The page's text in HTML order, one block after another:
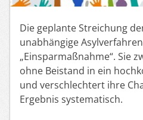
Die geplante Streichung
unabhängige
„Einsparmaßnahme“. Sie
ohne Beistand in ein
und verschlechtert ihre
Ergebnis systematisch.